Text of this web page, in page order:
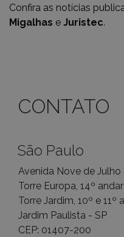
Confira as notícias
Migalhas e Juristec.
CONTATO
São Paulo
Avenida Nove de Julho
Torre Europa, 14º andar
Torre Jardim, 10º e 11º
Jardim Paulista - SP
CEP: 01407-200